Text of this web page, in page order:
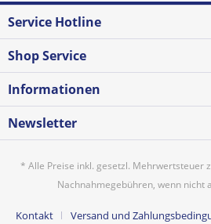
Service Hotline
Shop Service
Informationen
Newsletter
* Alle Preise inkl. gesetzl. Mehrwertsteuer
Nachnahmegebühren, wenn nicht
Kontakt Versand und